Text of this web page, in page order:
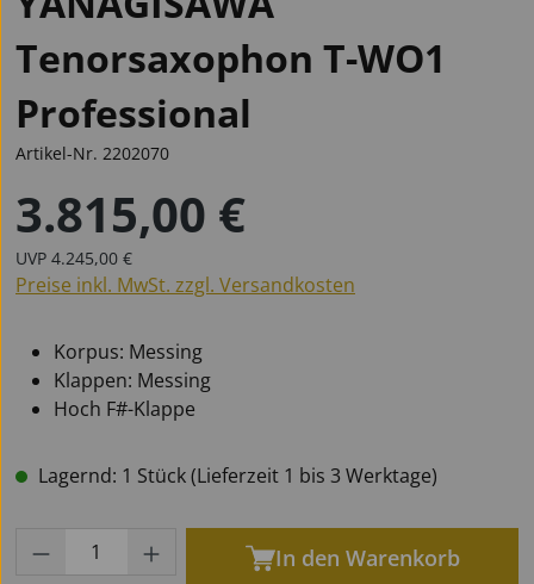
Tenorsaxophon T-WO1
Professional
Artikel-Nr. 2202070
Regulärer Preis:
3.815,00 €
UVP Regulärer Preis:
4.245,00 €
Preise inkl. MwSt. zzgl. Versandkosten
Korpus: Messing
Klappen: Messing
Hoch F#-Klappe
Lagernd: 1 Stück (Lieferzeit 1 bis 3 Werktage)
Produkt Anzahl: Gib den gewünschten
In den Warenkorb